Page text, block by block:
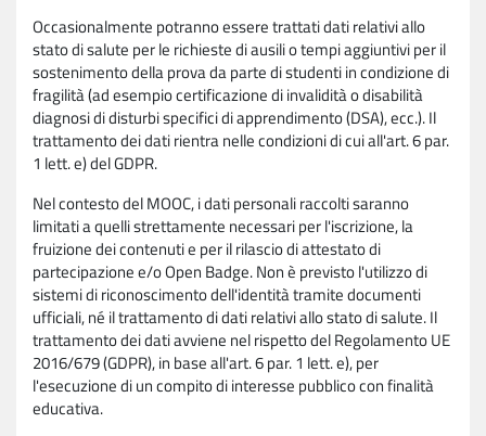
Occasionalmente potranno essere trattati dati relativi allo
stato di salute per le richieste di ausili o tempi aggiuntivi per il
sostenimento della prova da parte di studenti in condizione di
fragilità (ad esempio certificazione di invalidità o disabilità
diagnosi di disturbi specifici di apprendimento (DSA), ecc.). Il
trattamento dei dati rientra nelle condizioni di cui all'art. 6 par.
1 lett. e) del GDPR.
Nel contesto del MOOC, i dati personali raccolti saranno
limitati a quelli strettamente necessari per l'iscrizione, la
fruizione dei contenuti e per il rilascio di attestato di
partecipazione e/o Open Badge. Non è previsto l'utilizzo di
sistemi di riconoscimento dell'identità tramite documenti
ufficiali, né il trattamento di dati relativi allo stato di salute. Il
trattamento dei dati avviene nel rispetto del Regolamento UE
2016/679 (GDPR), in base all'art. 6 par. 1 lett. e), per
l'esecuzione di un compito di interesse pubblico con finalità
educativa.